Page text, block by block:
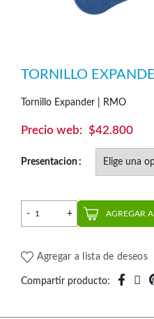
TORNILLO
Tornillo Expander | RMO
$42.800
Presentacion
Tornillo Expander |
AGREGAR
Agregar a lista de deseos
Compartir producto